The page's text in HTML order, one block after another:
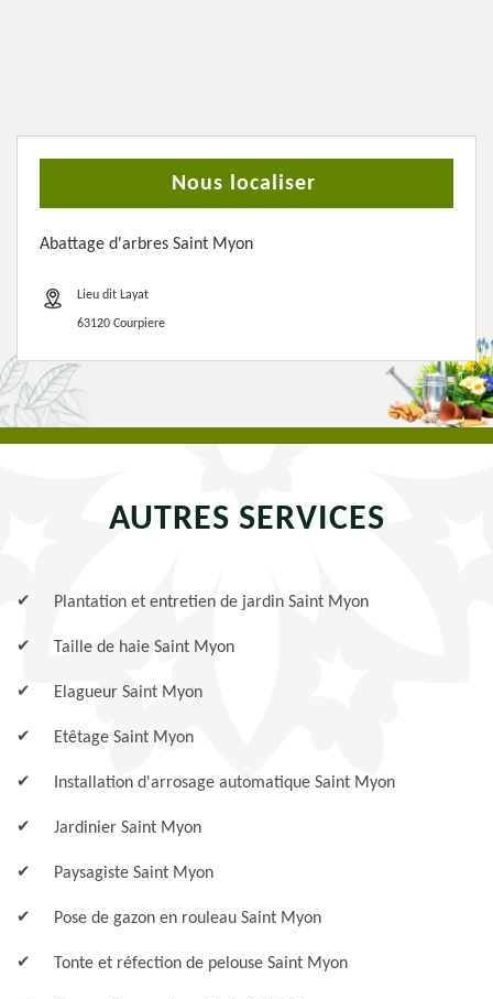
Nous localiser
Abattage d'arbres Saint Myon
Lieu dit Layat
63120 Courpiere
AUTRES SERVICES
Plantation et entretien de jardin Saint Myon
Taille de haie Saint Myon
Elagueur Saint Myon
Etêtage Saint Myon
Installation d'arrosage automatique Saint Myon
Jardinier Saint Myon
Paysagiste Saint Myon
Pose de gazon en rouleau Saint Myon
Tonte et réfection de pelouse Saint Myon